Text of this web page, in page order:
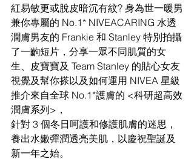
紅易敏更或脫皮暗沉有紋? 身為世一暖男
兼你專屬的 No.1* NIVEACARING 水透
潤膚男友的 Frankie 和 Stanley 特別拍攝
了一齣短片，分享一眾不同肌質的女
生、皮寶寶及 Team Stanley 的貼心女友
視覺及幫你搽以及如何運用 NIVEA 星級
推介來自全球 No.1*護膚的 <科研超高效
潤膚系列>，
針對 3 個冬日呵護和修護肌膚的迷思，
養出水嫩彈潤透亮美肌，以慶祝聖誕及
新一年之始。